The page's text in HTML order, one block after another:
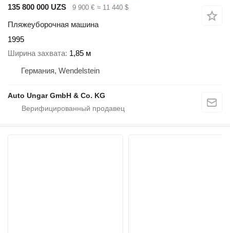
135 800 000 UZS
9 900 € ≈ 11 440 $
Пляжеуборочная машина
1995
Ширина захвата 1,85 м
Германия, Wendelstein
Auto Ungar GmbH & Co. KG